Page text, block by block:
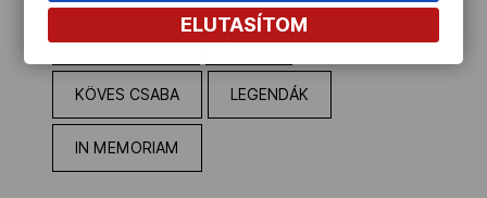
SYDNEY 2000 VÍVÁS
KÖVES CSABA LEGENDÁK
IN MEMORIAM
ELUTASÍTOM